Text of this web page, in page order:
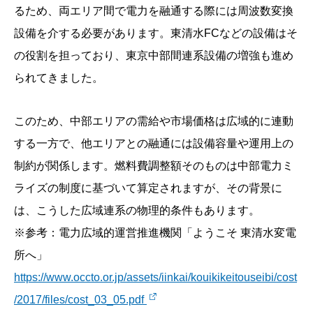
るため、両エリア間で電力を融通する際には周波数変換
設備を介する必要があります。東清水FCなどの設備はそ
の役割を担っており、東京中部間連系設備の増強も進め
られてきました。
このため、中部エリアの需給や市場価格は広域的に連動
する一方で、他エリアとの融通には設備容量や運用上の
制約が関係します。燃料費調整額そのものは中部電力ミ
ライズの制度に基づいて算定されますが、その背景に
は、こうした広域連系の物理的条件もあります。
※参考：電力広域的運営推進機関「ようこそ 東清水変電
所へ」
https://www.occto.or.jp/assets/iinkai/kouikikeitouseibi/cost
/2017/files/cost_03_05.pdf